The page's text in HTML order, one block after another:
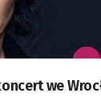
we